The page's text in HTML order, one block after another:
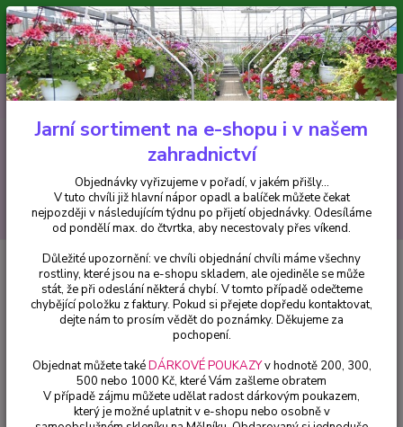
Minimální hodnota pro odeslání z e-shopu je 300 Kč.
V tuto chvíli již hlavní nápor objednávek opadl a balíček můžete čekat
nejpozději v následujícím týdnu po přijetí objednávky. Objednávky
vyřizujeme v pořadí, v jakém přišly...
CZK
Hledat
+420 602 223 614 0ks
za0 Kč
Trvalky Lomikámen Saxifraga červený
Lomikámen Saxifraga červený
Jarní sortiment na e-shopu i v našem
zahradnictví
Objednávky vyřizujeme v pořadí, v jakém přišly...
V tuto chvíli již hlavní nápor opadl a balíček můžete čekat
nejpozději v následujícím týdnu po přijetí objednávky. Odesíláme
od pondělí max. do čtvrtka, aby necestovaly přes víkend.
Důležité upozornění: ve chvíli objednání chvíli máme všechny
rostliny, které jsou na e-shopu skladem, ale ojediněle se může
stát, že při odeslání některá chybí. V tomto případě odečteme
chybějící položku z faktury. Pokud si přejete dopředu kontaktovat,
dejte nám to prosím vědět do poznámky. Děkujeme za
pochopení.
Objednat můžete takéDÁRKOVÉ POUKAZYv hodnotě 200, 300,
500 nebo 1000 Kč, které Vám zašleme obratem
V případě zájmu můžete udělat radost dárkovým poukazem,
který je možné uplatnit v e-shopu nebo osobně v